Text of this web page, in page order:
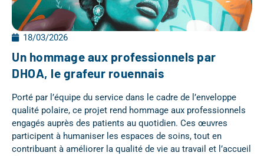
18/03/2026
Un hommage aux professionnels par
DHOA, le grafeur rouennais
Porté par l’équipe du service dans le cadre de l’enveloppe
qualité polaire, ce projet rend hommage aux professionnels
engagés auprès des patients au quotidien. Ces œuvres
participent à humaniser les espaces de soins, tout en
contribuant à améliorer la qualité de vie au travail et l’accueil